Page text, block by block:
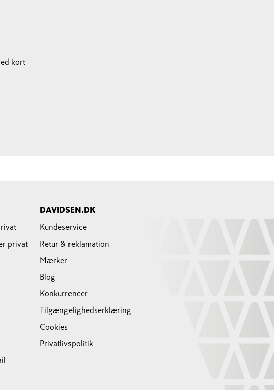
kort
privat
DAVIDSEN.DK
Kundeservice
Retur & reklamation
Mærker
Blog
Konkurrencer
Tilgængelighedserklæring
Cookies
Privatlivspolitik